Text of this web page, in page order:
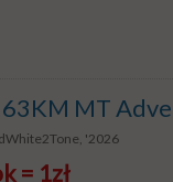
MT
'2026
= 1zł